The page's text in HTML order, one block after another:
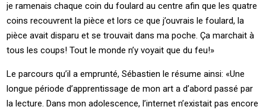
je ramenais chaque coin du foulard au centre afin que les quatre
coins recouvrent la pièce et lors ce que j’ouvrais le foulard, la
pièce avait disparu et se trouvait dans ma poche. Ça marchait à
tous les coups! Tout le monde n’y voyait que du feu!»
Le parcours qu’il a emprunté, Sébastien le résume ainsi: «Une
longue période d’apprentissage de mon art a d’abord passé par
la lecture. Dans mon adolescence, l’internet n’existait pas encore